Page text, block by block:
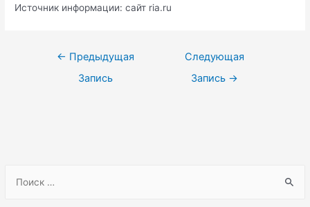
Источник информации: сайт ria.ru
Навигация
← Предыдущая
Запись
Следующая
Запись →